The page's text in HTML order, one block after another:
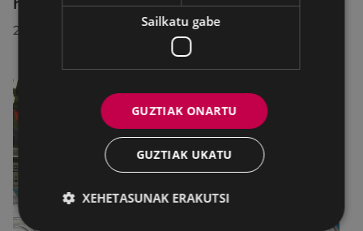
herrira egin duen bisitan
2026/07/30
Sailkatu gabe
GUZTIAK ONARTU
GUZTIAK UKATU
XEHETASUNAK ERAKUTSI